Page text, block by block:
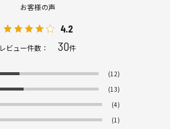
お客様の声
4.2
レビュー件数： 30件
(12)
(13)
(4)
(1)